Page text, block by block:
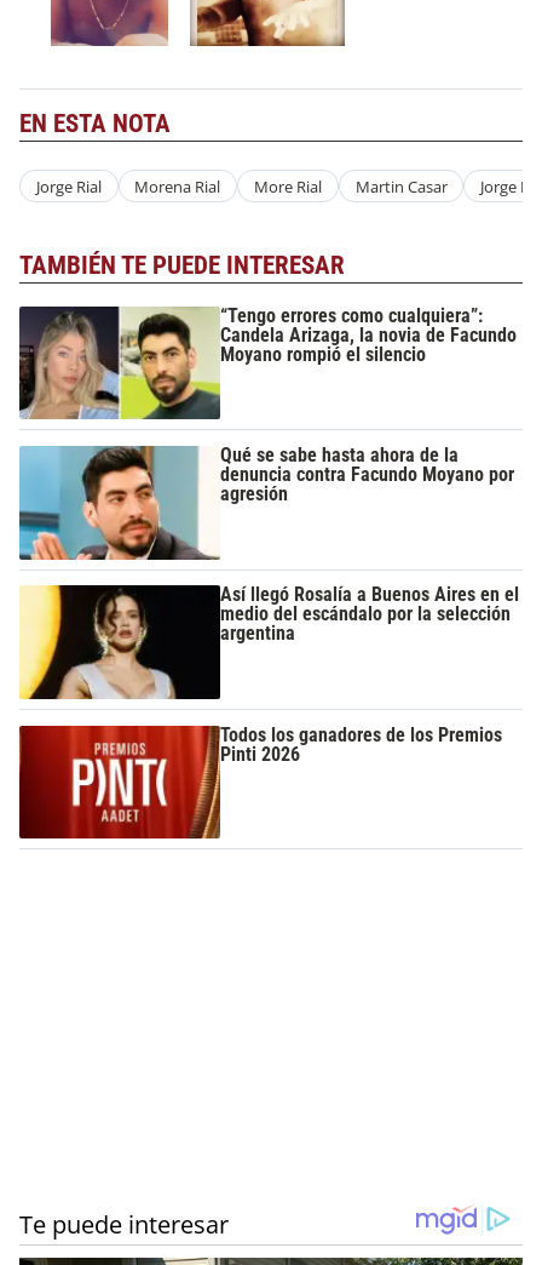
EN ESTA NOTA
Jorge Rial Morena Rial More Rial Martin Casar Jorge
TAMBIÉN TE PUEDE INTERESAR
“Tengo errores como cualquiera”:
Candela Arizaga, la novia de Facundo
Moyano rompió el silencio
Qué se sabe hasta ahora de la
denuncia contra Facundo Moyano por
agresión
Así llegó Rosalía a Buenos Aires en el
medio del escándalo por la selección
argentina
Todos los ganadores de los Premios
Pinti 2026